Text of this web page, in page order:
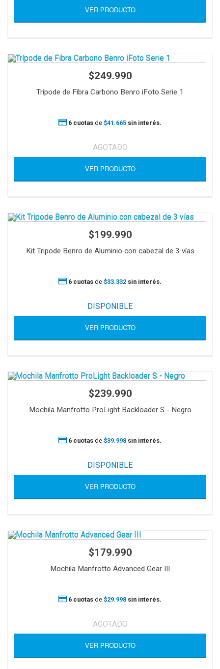
VER PRODUCTO
$249.990
Trípode de Fibra Carbono Benro iFoto Serie 1
6 cuotas de $41.665 sin interés.
AGOTADO
VER PRODUCTO
$199.990
Kit Tripode Benro de Aluminio con cabezal de 3 vías
6 cuotas de $33.332 sin interés.
DISPONIBLE
VER PRODUCTO
$239.990
Mochila Manfrotto ProLight Backloader S - Negro
6 cuotas de $39.998 sin interés.
DISPONIBLE
VER PRODUCTO
$179.990
Mochila Manfrotto Advanced Gear III
6 cuotas de $29.998 sin interés.
AGOTADO
VER PRODUCTO